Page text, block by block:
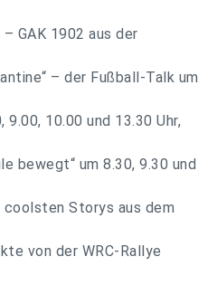
GAK 1902 aus der
– der Fußball-Talk um
9.00, 10.00 und 13.30 Uhr,
bewegt“ um 8.30, 9.30 und
Storys aus dem
von der WRC-Rallye